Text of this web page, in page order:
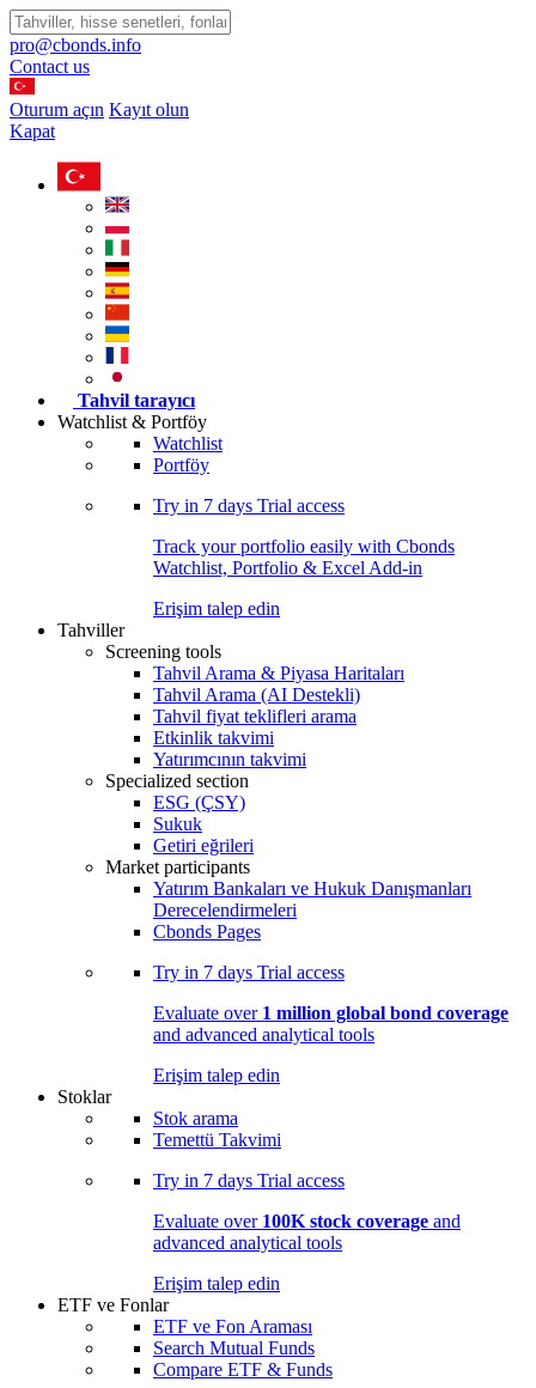
pro@cbonds.info
Contact us
Oturum açın Kayıt olun
Kapat
Tahvil tarayıcı
Watchlist & Portföy
Watchlist
Portföy
Try in 7 days Trial access
Track your portfolio easily with Cbonds
Watchlist, Portfolio & Excel Add-in
Erişim talep edin
Tahviller
Screening tools
Tahvil Arama & Piyasa Haritaları
Tahvil Arama (AI Destekli)
Tahvil fiyat teklifleri arama
Etkinlik takvimi
Yatırımcının takvimi
Specialized section
ESG (ÇSY)
Sukuk
Getiri eğrileri
Market participants
Yatırım Bankaları ve Hukuk Danışmanları
Derecelendirmeleri
Cbonds Pages
Try in 7 days Trial access
Evaluate over 1 million global bond coverage
and advanced analytical tools
Erişim talep edin
Stoklar
Stok arama
Temettü Takvimi
Try in 7 days Trial access
Evaluate over 100K stock coverage and
advanced analytical tools
Erişim talep edin
ETF ve Fonlar
ETF ve Fon Araması
Search Mutual Funds
Compare ETF & Funds